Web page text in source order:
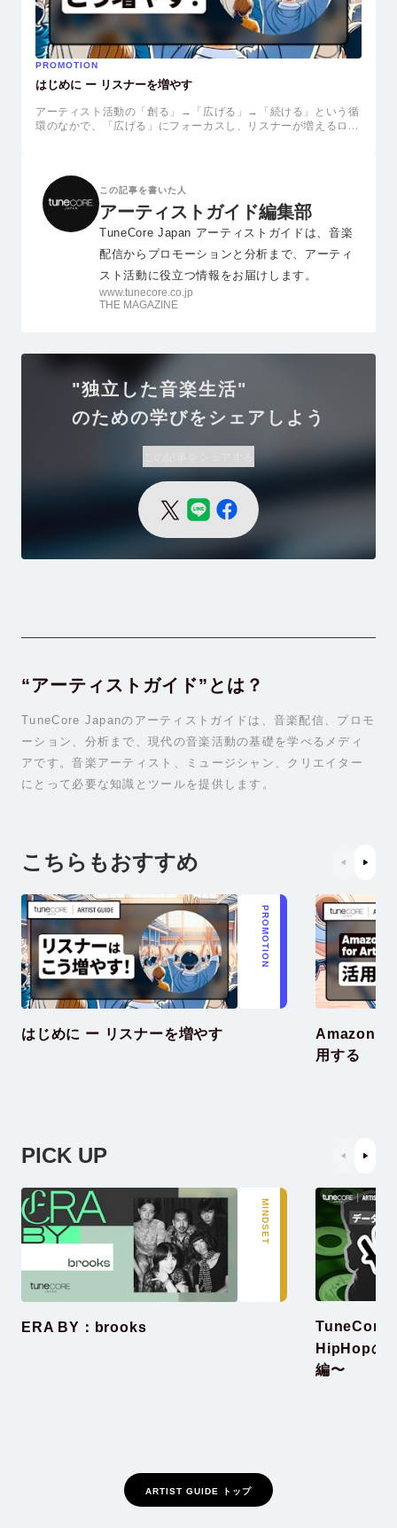
PROMOTION
はじめに ー リスナーを増やす
アーティスト活動の「創る」→「広げる」→「続ける」という循
環のなかで、「広げる」にフォーカスし、リスナーが増えるロジ
この記事を書いた人
アーティストガイド編集部
TuneCore Japan アーティストガイドは、音楽
配信からプロモーションと分析まで、アーティ
スト活動に役立つ情報をお届けします。
www.tunecore.co.jp
THE MAGAZINE
"独立した音楽生活"
のための学びをシェアしよう
“アーティストガイド”とは？
TuneCore Japanのアーティストガイドは、音楽配信、プロモ
ーション、分析まで、現代の音楽活動の基礎を学べるメディ
アです。音楽アーティスト、ミュージシャン、クリエイター
にとって必要な知識とツールを提供します。
こちらもおすすめ
PROMOTION
はじめに ー リスナーを増やす
Amazon
用する
PICK UP
MINDSET
ERA BY：brooks
TuneCore
HipHopの
編〜
ARTIST GUIDE トップ